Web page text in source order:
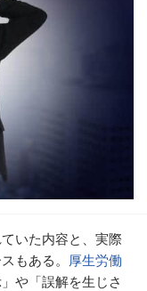
いた内容と、実際
もある。 厚生労働
や「誤解を生じさ